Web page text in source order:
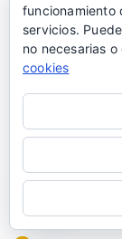
Hospedaxe
modificar la
novedades
como a
supuestos,
esta página
razonable
funcionamiento
servicios.
no necesarias
cookies